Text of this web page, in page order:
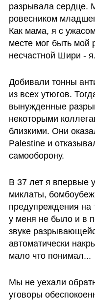
разрывала сердце.
ровесником
Как мама, я с
месте мог быть мой
несчастной Шири - я.
Добивали тонны
из всех утюгов.
вынужденные
некоторыми
близкими. Они
Palestine и
самооборону.
В 37 лет я впервые
миклаты,
предупреждения на
у меня не было и в
звуке
автоматически
мало что понимал...
Мы не уехали
уговоры